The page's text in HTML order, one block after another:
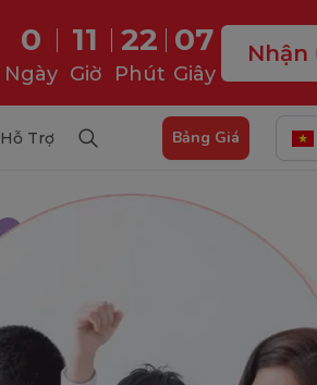
0
Ngày
11
Giờ
22
Phút
06
Giây
Nhận
Hỗ Trợ Bảng Giá